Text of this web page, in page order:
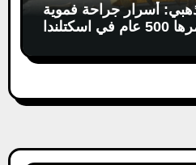
أسرار جراحة فموية
في اسكتلندا